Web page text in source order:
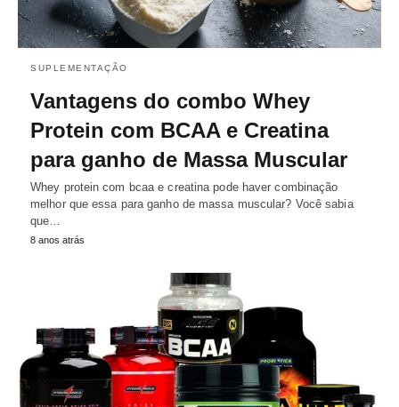
SUPLEMENTAÇÃO
Vantagens do combo Whey
Protein com BCAA e Creatina
para ganho de Massa Muscular
Whey protein com bcaa e creatina pode haver combinação
melhor que essa para ganho de massa muscular? Você sabia
que…
8 anos atrás